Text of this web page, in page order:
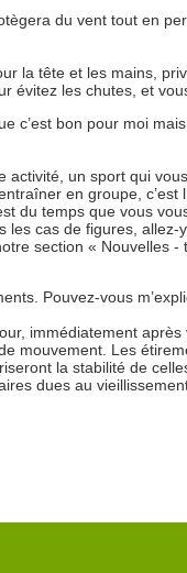
du vent tout en
la tête et les mains,
évitez les chutes, et
c’est bon pour moi
activité, un sport qui
en groupe,
du temps que vous
les cas de figures, allez-
section « Nouvelles
Pouvez-vous
immédiatement
mouvement. Les
la stabilité de
dues au